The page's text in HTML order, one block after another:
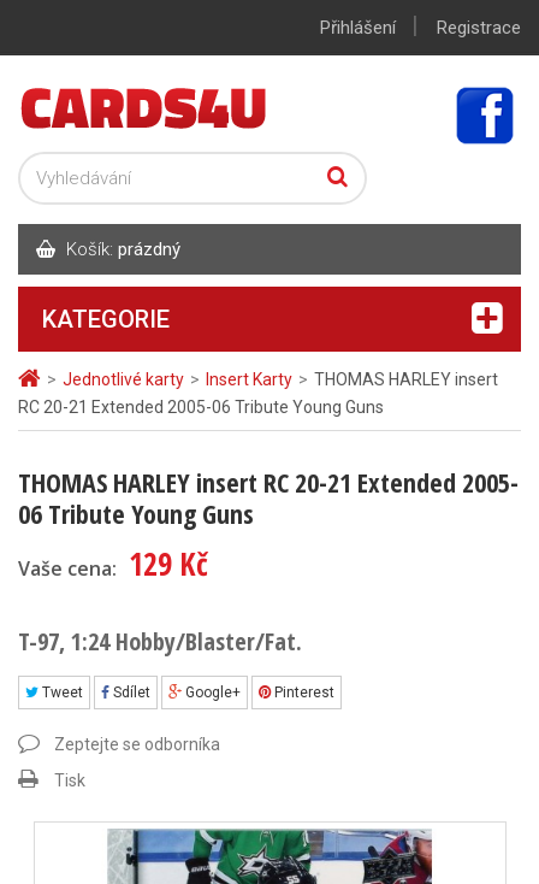
> Jednotlivé karty > Insert Karty > THOMAS HARLEY insert
RC 20-21 Extended 2005-06 Tribute Young Guns
THOMAS HARLEY insert RC 20-21 Extended 2005-
06 Tribute Young Guns
Vaše cena: 129 Kč
T-97, 1:24 Hobby/Blaster/Fat.
Tweet Sdílet Google+ Pinterest
Zeptejte se odborníka
Tisk
Přihlášení | Registrace
Košík: prázdný
KATEGORIE